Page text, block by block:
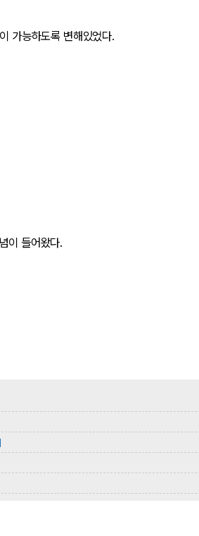
가능하도록 변해있었다.
이 들어왔다.